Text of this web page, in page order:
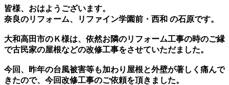
皆様、おはようございます。
奈良のリフォーム、リファイン学園前・西和 の石原です。
大和高田市のＫ様は、依然お隣のリフォーム工事の時のご縁
で古民家の屋根などの改修工事をさせていただました。
今回、昨年の台風被害等も加わり屋根と外壁が著しく痛んで
きたので、今回改修工事のご依頼を頂きました。